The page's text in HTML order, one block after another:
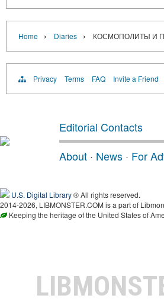
Home › Diaries › КОСМОПОЛИТЫ И
Privacy Terms FAQ Invite a Friend
Editorial Contacts
About · News · For
U.S. Digital Library® All rights reserved.
2014-2026, LIBMONSTER.COM is a part of
Keeping the heritage of the United States of